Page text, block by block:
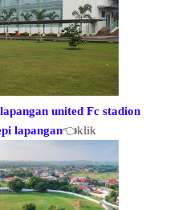
united Fc stadion
lapangan👈klik